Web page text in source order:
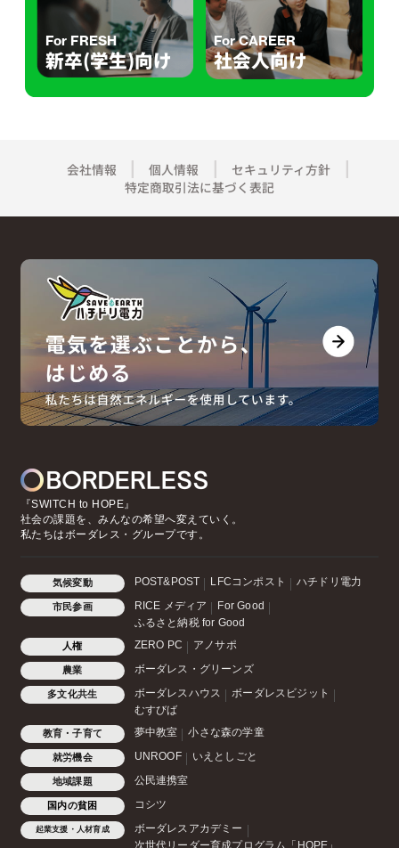
For FRESH
新卒(学生)向け
For CAREER
社会人向け
会社情報 個人情報
セキュリティ方針
特定商取引法に基づく表記
『SWITCH to HOPE』
社会の課題を、みんなの希望へ変えていく。
私たちはボーダレス・グループです。
気候変動 POST&POST LFCコンポスト ハチドリ電力
市民参画 RICE メディア
For Good
ふるさと納税 for Good
人権 ZERO PC アノサポ
農業 ボーダレス・グリーンズ
多文化共生 ボーダレスハウス
ボーダレスビジット
むすびば
教育・子育て 夢中教室 小さな森の学童
就労機会 UNROOF いえとしごと
地域課題 公民連携室
国内の貧困 コシツ
起業支援・人材育成
ボーダレスアカデミー
次世代リーダー育成プログラム「HOPE」